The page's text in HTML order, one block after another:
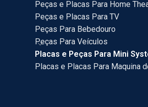
Peças e Placas Para Home
Peças e Placas Para TV
Peças Para Bebedouro
Peças Para Veículos
Placas e Peças Para Mini
Placas e Placas Para Maquina